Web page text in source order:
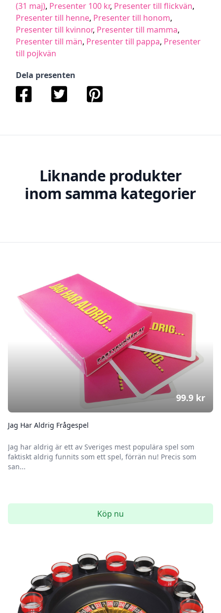
(31 maj), Presenter 100 kr, Presenter till flickvän,
Presenter till henne, Presenter till honom,
Presenter till kvinnor, Presenter till mamma,
Presenter till män, Presenter till pappa, Presenter
till pojkvän
Dela presenten
Liknande produkter
inom samma kategorier
Jag Har Aldrig Frågespel
Jag har aldrig är ett av Sveriges mest populära spel som
faktiskt aldrig funnits som ett spel, förrän nu! Precis som
san...
99.9 kr
Köp nu